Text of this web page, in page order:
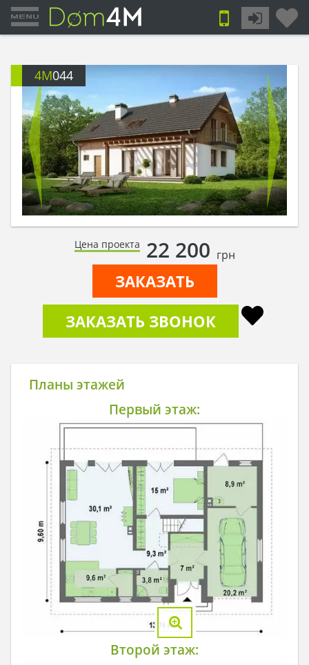
4M044
Цена проекта 22 200 грн
ЗАКАЗАТЬ
ЗАКАЗАТЬ ЗВОНОК
Планы этажей
Первый этаж:
Второй этаж: